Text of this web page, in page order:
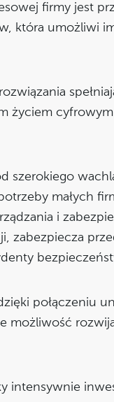
firmy jest
która umożliwi
życiem
szerokiego
małych
i
zabezpiecza
połączeniu
możliwość
intensywnie